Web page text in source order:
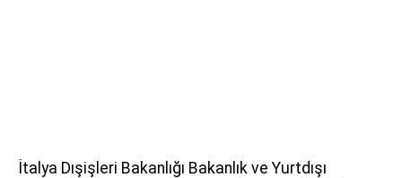
İtalya Dışişleri Bakanlığı Bakanlık ve Yurtdışı